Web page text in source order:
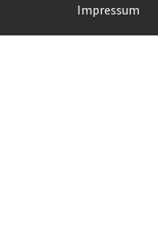
Impressum